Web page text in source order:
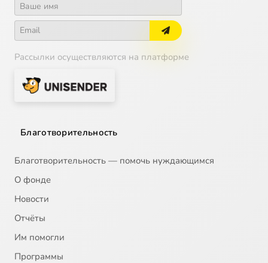
Рассылки осуществляются на платформе
Благотворительность
Благотворительность — помочь нуждающимся
О фонде
Новости
Отчёты
Им помогли
Программы